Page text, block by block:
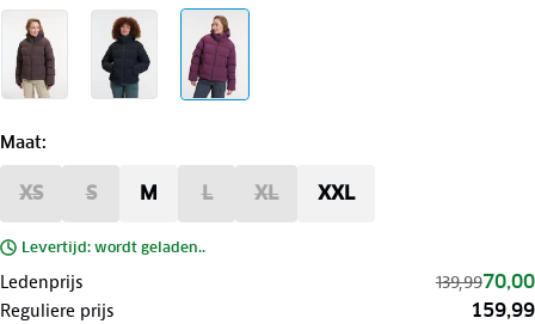
Maat:
XS S M L XL XXL
Levertijd: wordt geladen..
Ledenprijs 139,9970,00
Reguliere prijs 159,99